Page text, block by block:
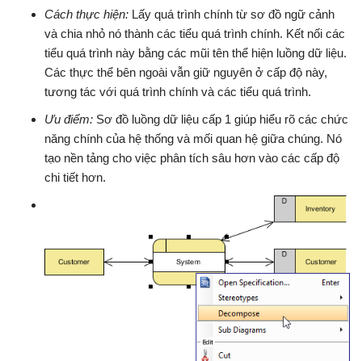
Cách thực hiện: Lấy quá trình chính từ sơ đồ ngữ cảnh
và chia nhỏ nó thành các tiểu quá trình chính. Kết nối các
tiểu quá trình này bằng các mũi tên thể hiện luồng dữ liệu.
Các thực thể bên ngoài vẫn giữ nguyên ở cấp độ này,
tương tác với quá trình chính và các tiểu quá trình.
Ưu điểm: Sơ đồ luồng dữ liệu cấp 1 giúp hiểu rõ các chức
năng chính của hệ thống và mối quan hệ giữa chúng. Nó
tạo nền tảng cho việc phân tích sâu hơn vào các cấp độ
chi tiết hơn.